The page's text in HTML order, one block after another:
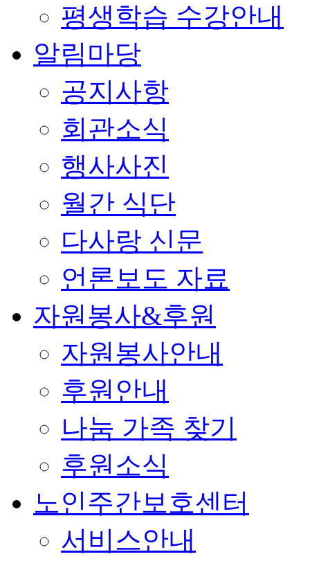
평생학습 수강안내
알림마당
공지사항
회관소식
행사사진
월간 식단
다사랑 신문
언론보도 자료
자원봉사&후원
자원봉사안내
후원안내
나눔 가족 찾기
후원소식
노인주간보호센터
서비스안내